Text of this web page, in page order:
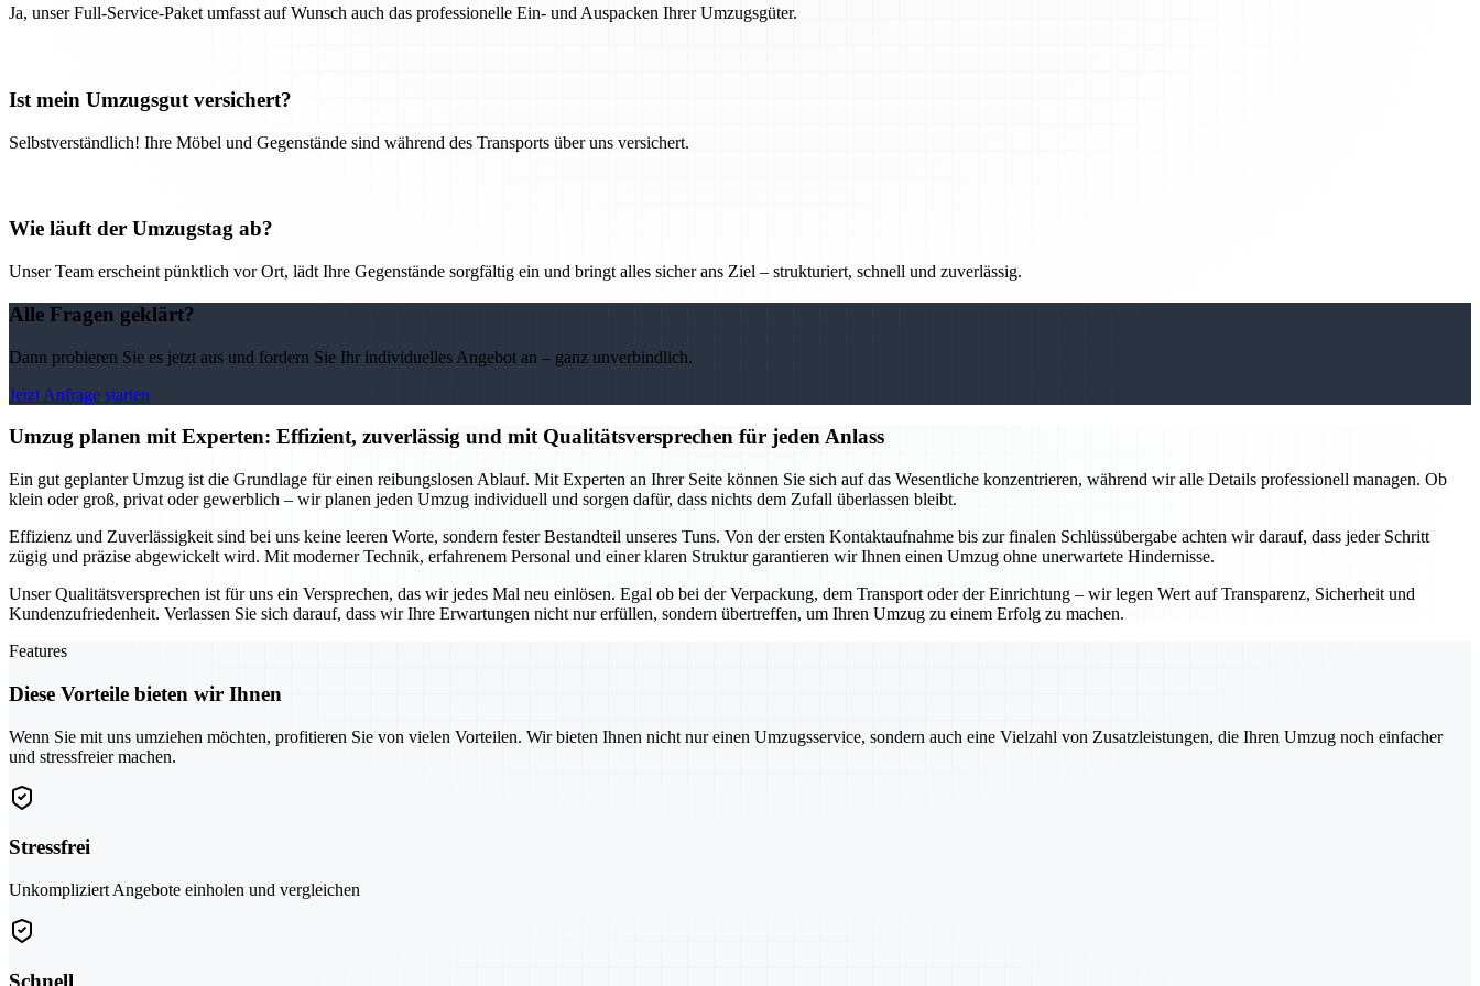
Ja, unser Full-Service-Paket umfasst auf Wunsch auch das professionelle Ein- und Auspacken Ihrer Umzugsgüter.
Ist mein Umzugsgut versichert?
Selbstverständlich! Ihre Möbel und Gegenstände sind während des Transports über uns versichert.
Wie läuft der Umzugstag ab?
Unser Team erscheint pünktlich vor Ort, lädt Ihre Gegenstände sorgfältig ein und bringt alles sicher ans Ziel – strukturiert, schnell und zuverlässig.
Alle Fragen geklärt?
Dann probieren Sie es jetzt aus und fordern Sie Ihr individuelles Angebot an – ganz unverbindlich.
Jetzt Anfrage starten
Umzug planen mit Experten: Effizient, zuverlässig und mit Qualitätsversprechen für jeden Anlass
Ein gut geplanter Umzug ist die Grundlage für einen reibungslosen Ablauf. Mit Experten an Ihrer Seite können Sie sich auf das Wesentliche konzentrieren, während wir alle Details professionell managen. Ob
klein oder groß, privat oder gewerblich – wir planen jeden Umzug individuell und sorgen dafür, dass nichts dem Zufall überlassen bleibt.
Effizienz und Zuverlässigkeit sind bei uns keine leeren Worte, sondern fester Bestandteil unseres Tuns. Von der ersten Kontaktaufnahme bis zur finalen Schlüssübergabe achten wir darauf, dass jeder Schritt
zügig und präzise abgewickelt wird. Mit moderner Technik, erfahrenem Personal und einer klaren Struktur garantieren wir Ihnen einen Umzug ohne unerwartete Hindernisse.
Unser Qualitätsversprechen ist für uns ein Versprechen, das wir jedes Mal neu einlösen. Egal ob bei der Verpackung, dem Transport oder der Einrichtung – wir legen Wert auf Transparenz, Sicherheit und
Kundenzufriedenheit. Verlassen Sie sich darauf, dass wir Ihre Erwartungen nicht nur erfüllen, sondern übertreffen, um Ihren Umzug zu einem Erfolg zu machen.
Features
Diese Vorteile bieten wir Ihnen
Wenn Sie mit uns umziehen möchten, profitieren Sie von vielen Vorteilen. Wir bieten Ihnen nicht nur einen Umzugsservice, sondern auch eine Vielzahl von Zusatzleistungen, die Ihren Umzug noch einfacher
und stressfreier machen.
Stressfrei
Unkompliziert Angebote einholen und vergleichen
Schnell